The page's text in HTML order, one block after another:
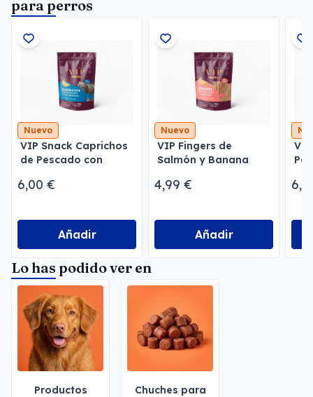
para perros
Nuevo
VIP Snack Caprichos
de Pescado con
6,00 €
Añadir
Nuevo
VIP Fingers de
Salmón y Banana
4,99 €
Añadir
Lo has podido ver en
Productos
Chuches para